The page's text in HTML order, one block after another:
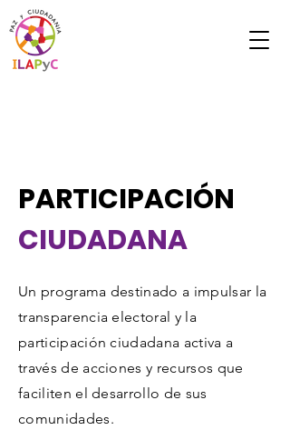
PARTICIPACIÓN
CIUDADANA
Un programa destinado a impulsar la
transparencia electoral y la
participación ciudadana activa a
través de acciones y recursos que
faciliten el desarrollo de sus
comunidades.